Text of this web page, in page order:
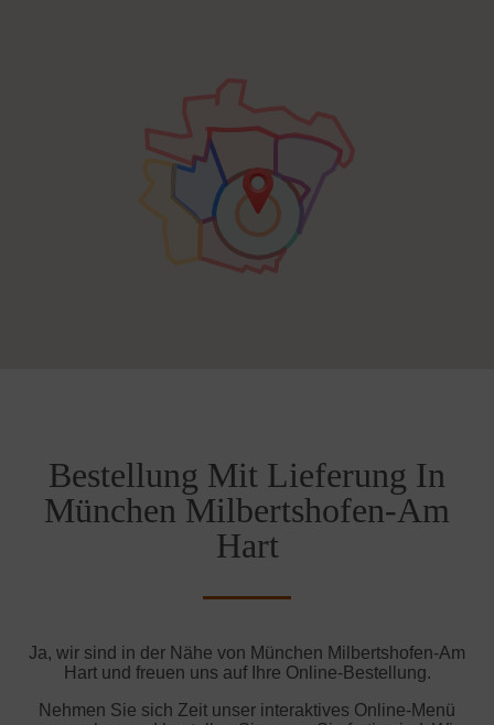
Bestellung Mit Lieferung In
München Milbertshofen-Am
Hart
Ja, wir sind in der Nähe von München Milbertshofen-Am
Hart und freuen uns auf Ihre Online-Bestellung.
Nehmen Sie sich Zeit unser interaktives Online-Menü